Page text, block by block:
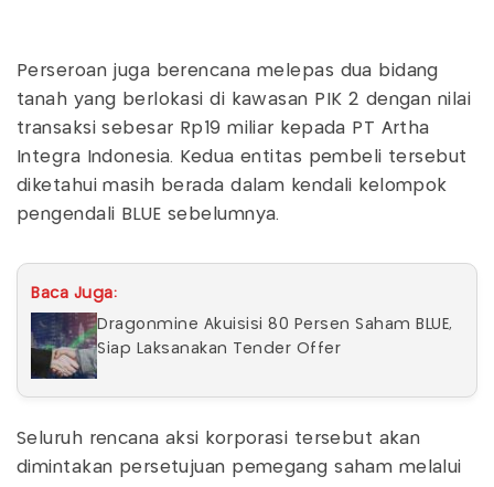
Perseroan juga berencana melepas dua bidang
tanah yang berlokasi di kawasan PIK 2 dengan nilai
transaksi sebesar Rp19 miliar kepada PT Artha
Integra Indonesia. Kedua entitas pembeli tersebut
diketahui masih berada dalam kendali kelompok
pengendali BLUE sebelumnya.
Baca Juga:
Dragonmine Akuisisi 80 Persen Saham BLUE,
Siap Laksanakan Tender Offer
Seluruh rencana aksi korporasi tersebut akan
dimintakan persetujuan pemegang saham melalui